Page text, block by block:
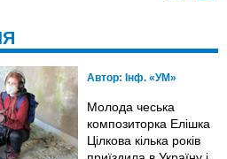
Автор: Інф. «УМ»
Молода чеська
композиторка Елішка
Цілкова кілька років